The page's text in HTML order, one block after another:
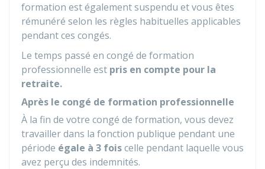
formation est également suspendu et vous êtes
rémunéré selon les règles habituelles applicables
pendant ces congés.
Le temps passé en congé de formation
professionnelle est pris en compte pour la
retraite.
Après le congé de formation professionnelle
À la fin de votre congé de formation, vous devez
travailler dans la fonction publique pendant une
période égale à 3 foiscelle pendant laquelle vous
avez perçu des indemnités.